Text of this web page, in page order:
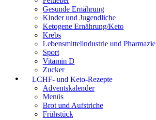
Gesunde Ernährung
Kinder und Jugendliche
Ketogene Ernährung/Keto
Krebs
Lebensmittelindustrie und Pharmazie
Sport
Vitamin D
Zucker
LCHF- und Keto-Rezepte
Adventskalender
Menüs
Brot und Aufstriche
Frühstück